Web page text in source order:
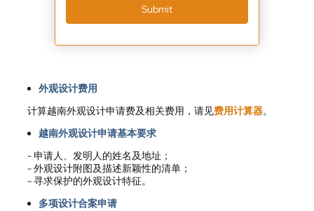
外观设计费用
计算越南外观设计申请费及相关费用，请见费用计算器。
越南外观设计申请基本要求
- 申请人、发明人的姓名及地址；
- 外观设计附图及描述新颖性的清单；
- 寻求保护的外观设计特征。
多项设计合案申请
Submit